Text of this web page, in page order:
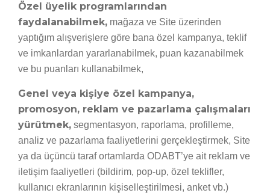
Özel üyelik programlarından
faydalanabilmek, mağaza ve Site üzerinden
yaptığım alışverişlere göre bana özel kampanya, teklif
ve imkanlardan yararlanabilmek, puan kazanabilmek
ve bu puanları kullanabilmek,
Genel veya kişiye özel kampanya,
promosyon, reklam ve pazarlama çalışmaları
yürütmek, segmentasyon, raporlama, profilleme,
analiz ve pazarlama faaliyetlerini gerçekleştirmek, Site
ya da üçüncü taraf ortamlarda ODABT’ye ait reklam ve
iletişim faaliyetleri (bildirim, pop-up, özel teklifler,
kullanıcı ekranlarının kişiselleştirilmesi, anket vb.)